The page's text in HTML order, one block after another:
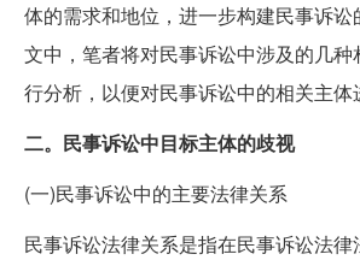
体的需求和地位，进一步构建民事诉
文中，笔者将对民事诉讼中涉及的几
行分析，以便对民事诉讼中的相关主体
二。民事诉讼中目标主体的歧视
(一)民事诉讼中的主要法律关系
民事诉讼法律关系是指在民事诉讼法